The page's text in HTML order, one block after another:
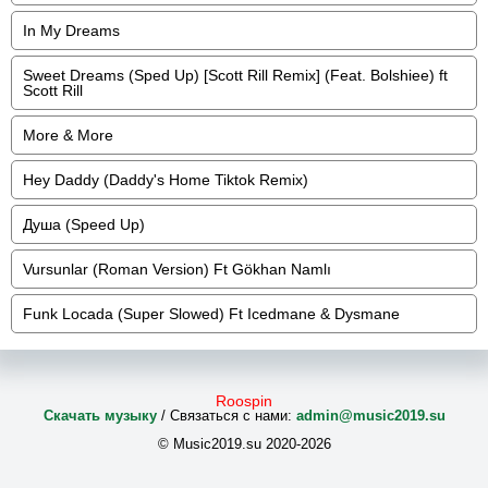
In My Dreams
Sweet Dreams (Sped Up) [Scott Rill Remix] (Feat. Bolshiee) ft
Scott Rill
More & More
Hey Daddy (Daddy's Home Tiktok Remix)
Душа (Speed Up)
Vursunlar (Roman Version) Ft Gökhan Namlı
Funk Locada (Super Slowed) Ft Icedmane & Dysmane
Roospin
Скачать музыку/ Связаться с нами: admin@music2019.su
© Music2019.su 2020-2026